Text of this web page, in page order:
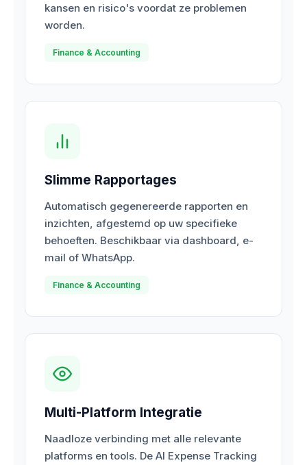
kansen en risico's voordat ze problemen
worden.
Finance & Accounting
Slimme Rapportages
Automatisch gegenereerde rapporten en
inzichten, afgestemd op uw specifieke
behoeften. Beschikbaar via dashboard, e-
mail of WhatsApp.
Finance & Accounting
Multi-Platform Integratie
Naadloze verbinding met alle relevante
platforms en tools. De AI Expense Tracking